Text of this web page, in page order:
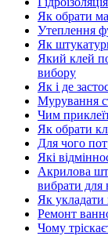
Як обрати
Утеплення
Як
Який клей
вибору
Як і де
Мурування
Чим
Як обрати
Для чого
Які
Акрилова
вибрати для
Як укладати
Ремонт
Чому